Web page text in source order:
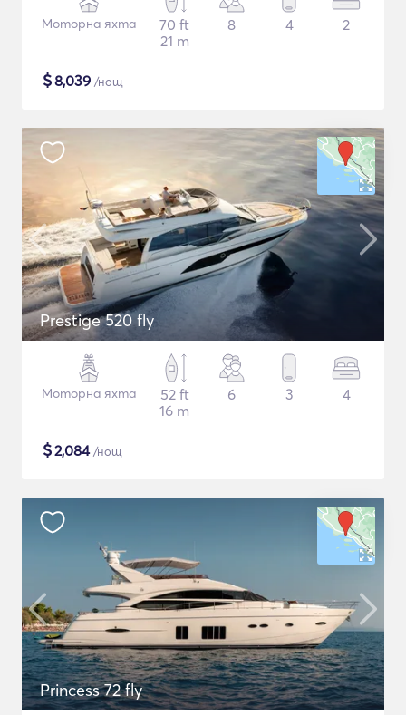
Моторна яхта
70 ft
21 m
8 4 2
$8,039 /нощ
Prestige 520 fly
Моторна яхта
52 ft
16 m
6 3 4
$2,084/нощ
Princess 72 fly